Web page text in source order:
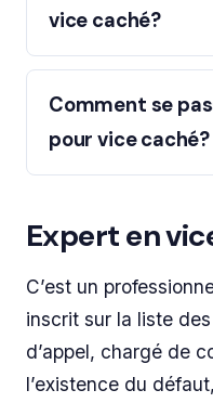
vice caché?
Comment se
pour vice caché?
Expert en
C’est un
inscrit sur la liste
d’appel, chargé de
l’existence du